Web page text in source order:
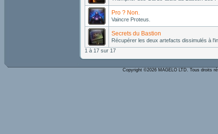
Pro ? Non.
Vaincre Proteus.
Secrets du Bastion
Récupérer les deux artefacts dissimulés à
1 à 17 sur 17
Copyright ©2026 MAGELO LTD. Tous droits